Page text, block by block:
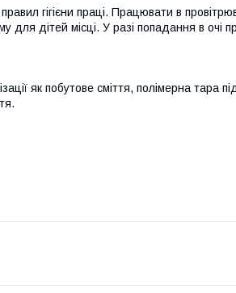
гігієни праці. Працювати в
для дітей місці. У разі попадання в
як побутове сміття, полімерна тара